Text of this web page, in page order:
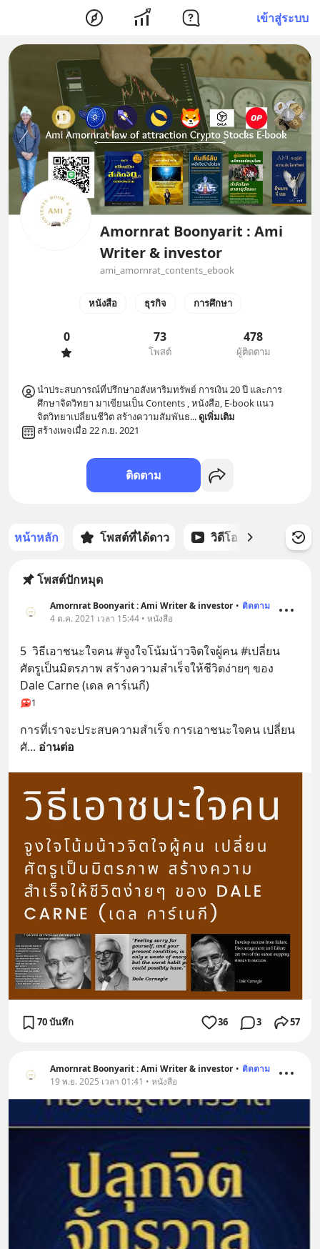
เข้าสู่ระบบ
Amornrat Boonyarit : Ami
Writer & investor
ami_amornrat_contents_ebook
หนังสือ ธุรกิจ การศึกษา
0 73
โพสต์
478
ผู้ติดตาม
นำประสบการณ์ที่ปรึกษาอสังหาริมทรัพย์ การเงิน 20 ปี และการ
ศึกษาจิตวิทยา มาเขียนเป็น Contents , หนังสือ, E-book แนว
จิตวิทยาเปลี่ยนชีวิต สร้างความสัมพันธ... ดูเพิ่มเติม
สร้างเพจเมื่อ 22 ก.ย. 2021
ติดตาม
หน้าหลัก โพสต์ที่ได้ดาว วิดีโอ พอดแ
โพสต์ปักหมุด
Amornrat Boonyarit : Ami Writer & investor • ติดตาม
4 ต.ค. 2021 เวลา 15:44 • หนังสือ
5  วิธีเอาชนะใจคน #จูงใจโน้มน้าวจิตใจผู้คน #เปลี่ยน
ศัตรูเป็นมิตรภาพ สร้างความสำเร็จให้ชีวิตง่ายๆ ของ
Dale Carne (เดล คาร์เนกี)
1
การที่เราจะประสบความสำเร็จ การเอาชนะใจคน เปลี่ยน
ศั... อ่านต่อ
70 บันทึก 36 3 57
Amornrat Boonyarit : Ami Writer & investor • ติดตาม
19 พ.ย. 2025 เวลา 01:41 • หนังสือ